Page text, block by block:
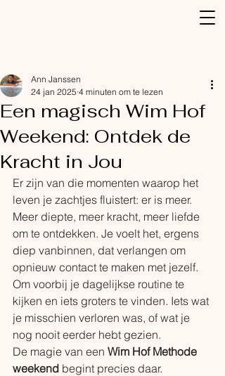
Een magisch Wim Hof
Weekend: Ontdek de
Kracht in Jou
Ann Janssen
24 jan 2025 4 minuten om te lezen
Er zijn van die momenten waarop het
leven je zachtjes fluistert: er is meer.
Meer diepte, meer kracht, meer liefde
om te ontdekken. Je voelt het, ergens
diep vanbinnen, dat verlangen om
opnieuw contact te maken met jezelf.
Om voorbij je dagelijkse routine te
kijken en iets groters te vinden. Iets wat
je misschien verloren was, of wat je
nog nooit eerder hebt gezien.
De magie van een Wim Hof Methode
weekend begint precies daar.